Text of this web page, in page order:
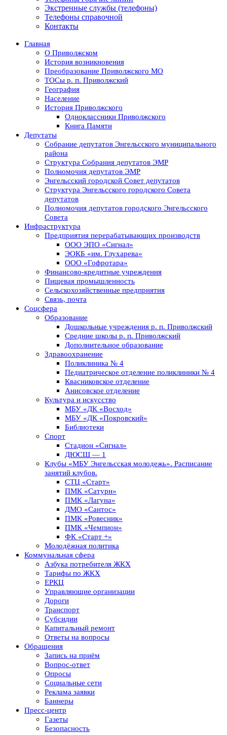
Экстренные службы (телефоны)
Телефоны справочной
Контакты
Главная
О Приволжском
История возникновения
Преобразование Приволжского МО
ТОСы р. п. Приволжский
География
Население
История Приволжского
Одноклассники Приволжского
Книга Памяти
Депутаты
Собрание депутатов Энгельсского муниципального
района
Структура Собрания депутатов ЭМР
Полномочия депутатов ЭМР
Энгельсский городской Совет депутатов
Структура Энгельсского городского Совета
депутатов
Полномочия депутатов городского Энгельсского
Совета
Инфраструктура
Предприятия перерабатывающих производств
ООО ЭПО «Сигнал»
ЭОКБ «им. Глухарева»
ООО «Гофротара»
Финансово-кредитные учреждения
Пищевая промышленность
Сельскохозяйственные предприятия
Связь, почта
Соцсфера
Образование
Дошкольные учреждения р. п. Приволжский
Средние школы р. п. Приволжский
Дополнительное образование
Здравоохранение
Поликлиника № 4
Педиатрическое отделение поликлиники № 4
Квасниковское отделение
Анисовское отделение
Культура и искусство
МБУ «ДК «Восход»
МБУ «ДК «Покровский»
Библиотеки
Спорт
Стадион «Сигнал»
ДЮСШ — 1
Клубы «МБУ Энгельсская молодежь». Расписание
занятий клубов.
СТЦ «Старт»
ПМК «Сатурн»
ПМК «Лагуна»
ДМО «Сантос»
ПМК «Ровесник»
ПМК «Чемпион»
ФК «Старт +»
Молодёжная политика
Коммунальная сфера
Азбука потребителя ЖКХ
Тарифы по ЖКХ
ЕРКЦ
Управляющие организации
Дороги
Транспорт
Субсидии
Капитальный ремонт
Ответы на вопросы
Обращения
Запись на приём
Вопрос-ответ
Опросы
Социальные сети
Реклама заявки
Баннеры
Пресс-центр
Газеты
Безопасность